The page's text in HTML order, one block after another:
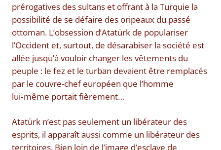
prérogatives des sultans et offrant à la Turquie la
possibilité de se défaire des oripeaux du passé
ottoman. L’obsession d’Atatürk de populariser
l’Occident et, surtout, de désarabiser la société est
allée jusqu’à vouloir changer les vêtements du
peuple : le fez et le turban devaient être remplacés
par le couvre-chef européen que l’homme
lui‑même portait fièrement…
Atatürk n’est pas seulement un libérateur des
esprits, il apparaît aussi comme un libérateur des
territoires. Bien loin de l’image d’esclave de